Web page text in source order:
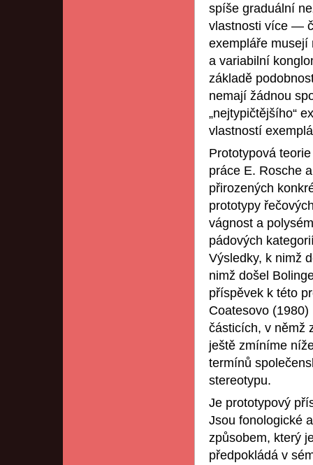
spíše graduální
vlastnosti více —
exempláře musejí
a variabilní
základě
nemají žádnou
„nejtypičtějšího“
vlastností
Prototypová
práce E. Rosche
přirozených
prototypy
vágnost a
pádových
Výsledky, k nimž
nimž došel
příspěvek k této
Coatesovo
částicích, v němž
ještě zmíníme
termínů
stereotypu.
Je prototypový
Jsou fonologické
způsobem, který
předpokládá v